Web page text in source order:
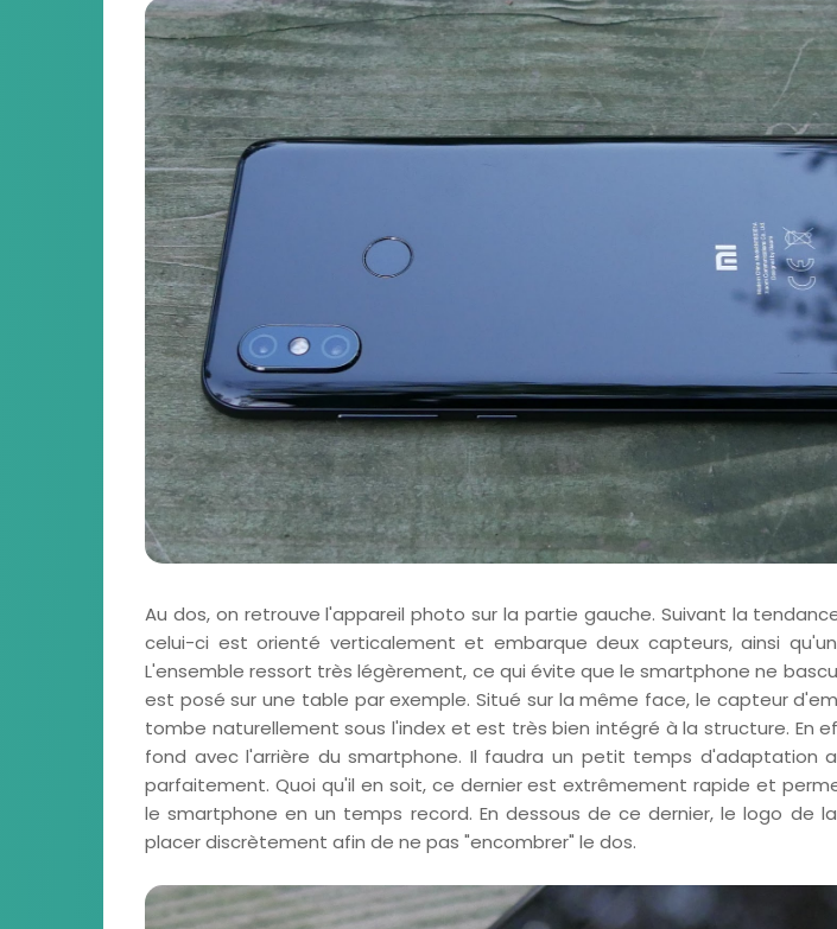
Au dos, on retrouve l'appareil photo sur la partie gauche. Suivant la
celui-ci est orienté verticalement et embarque deux capteurs, ainsi
L'ensemble ressort très légèrement, ce qui évite que le smartphone ne
est posé sur une table par exemple. Situé sur la même face, le capteur
tombe naturellement sous l'index et est très bien intégré à la structure. En
fond avec l'arrière du smartphone. Il faudra un petit temps d'adaptation
parfaitement. Quoi qu'il en soit, ce dernier est extrêmement rapide et
le smartphone en un temps record. En dessous de ce dernier, le logo de
placer discrètement afin de ne pas "encombrer" le dos.